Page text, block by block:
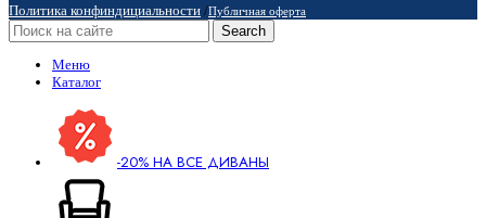
Политика конфиндициальности /Публичная оферта
Search
Меню
Каталог
-20% НА ВСЕ ДИВАНЫ